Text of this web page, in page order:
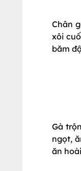
Chân
xôi
băm
Gà
ngọt,
ăn